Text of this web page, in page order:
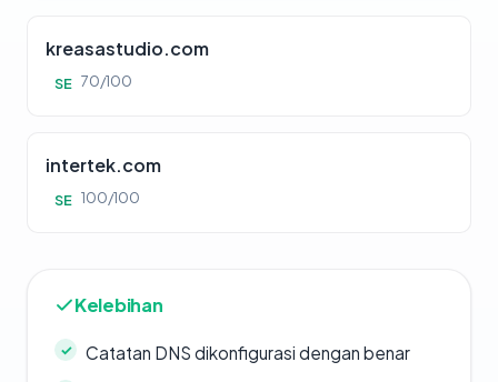
kreasastudio.com
SE 70/100
intertek.com
SE 100/100
Kelebihan
Catatan DNS dikonfigurasi dengan benar